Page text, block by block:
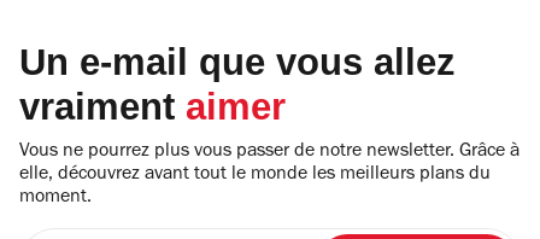
Un e-mail que vous allez
vraiment aimer
Vous ne pourrez plus vous passer de notre newsletter. Grâce à
elle, découvrez avant tout le monde les meilleurs plans du
moment.